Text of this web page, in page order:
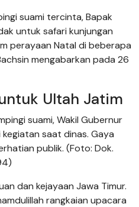
suami tercinta, Bapak
untuk safari kunjungan
perayaan Natal di beberapa
mengabarkan pada 26
Ultah Jatim
suami, Wakil Gubernur
kegiatan saat dinas. Gaya
publik. (Foto: Dok.
dan kejayaan Jawa Timur.
rangkaian upacara